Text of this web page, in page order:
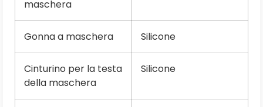
maschera
Gonna a maschera Silicone
Cinturino per la testa
della maschera
Silicone